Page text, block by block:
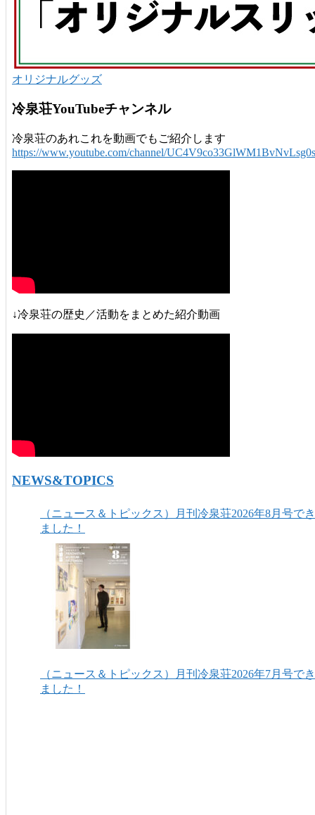
オリジナルグッズ
冷泉荘YouTubeチャンネル
冷泉荘のあれこれを動画でもご紹介します
https://www.youtube.com/channel/
↓冷泉荘の歴史／活動をまとめた紹介動画
NEWS&TOPICS
（ニュース＆トピックス）月刊冷泉荘2026年8月号でき
ました！
（ニュース＆トピックス）月刊冷泉荘2026年7月号でき
ました！